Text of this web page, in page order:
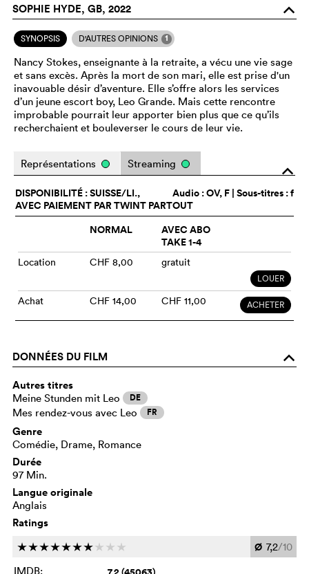
SOPHIE HYDE, GB, 2022 o
SYNOPSIS D'AUTRES OPINIONS 1
Nancy Stokes, enseignante à la retraite, a vécu une vie sage
et sans excès. Après la mort de son mari, elle est prise d'un
inavouable désir d’aventure. Elle s’offre alors les services
d’un jeune escort boy, Leo Grande. Mais cette rencontre
improbable pourrait leur apporter bien plus que ce qu’ils
recherchaient et bouleverser le cours de leur vie.
o
Représentations Streaming
Audio :OV, F | Sous-titres : f
DISPONIBILITÉ : SUISSE/LI.,
AVEC PAIEMENT PAR TWINT PARTOUT
NORMAL
AVEC ABO
TAKE 1-4
Location CHF 8,00 gratuit
LOUER
Achat CHF 14,00 CHF 11,00 ACHETER
DONNÉES DU FILM o
Autres titres
Meine Stunden mit Leo DE
Mes rendez-vous avec Leo FR
Genre
Comédie, Drame, Romance
Durée
97 Min.
Langue originale
Anglais
Ratings
ccccccc c c c Ø 7,2/10
IMDB: